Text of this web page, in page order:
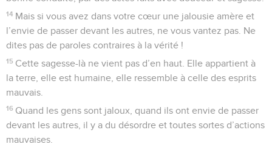
14 Mais si vous avez dans votre cœur une jalousie amère et
l’envie de passer devant les autres, ne vous vantez pas. Ne
dites pas de paroles contraires à la vérité !
15 Cette sagesse-là ne vient pas d’en haut. Elle appartient à
la terre, elle est humaine, elle ressemble à celle des esprits
mauvais.
16 Quand les gens sont jaloux, quand ils ont envie de passer
devant les autres, il y a du désordre et toutes sortes d’actions
mauvaises.